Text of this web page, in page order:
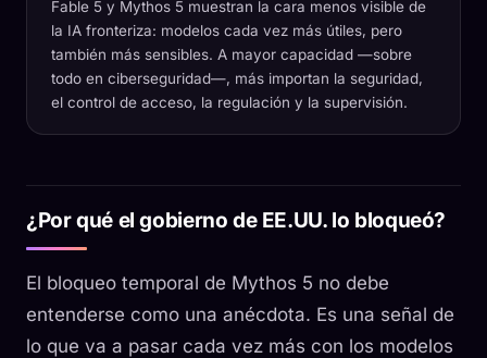
Fable 5 y Mythos 5 muestran la cara menos visible de
la IA fronteriza: modelos cada vez más útiles, pero
también más sensibles. A mayor capacidad —sobre
todo en ciberseguridad—, más importan la seguridad,
el control de acceso, la regulación y la supervisión.
¿Por qué el gobierno de EE.UU. lo bloqueó?
El bloqueo temporal de Mythos 5 no debe
entenderse como una anécdota. Es una señal de
lo que va a pasar cada vez más con los modelos